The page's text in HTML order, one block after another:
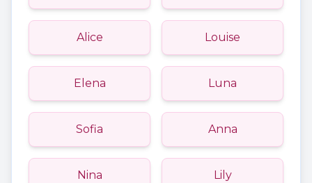
Alice Louise
Elena Luna
Sofia Anna
Nina Lily